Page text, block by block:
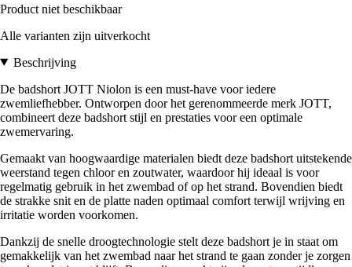
Product niet beschikbaar
Alle varianten zijn uitverkocht
Beschrijving
De badshort JOTT Niolon is een must-have voor iedere
zwemliefhebber. Ontworpen door het gerenommeerde merk JOTT,
combineert deze badshort stijl en prestaties voor een optimale
zwemervaring.
Gemaakt van hoogwaardige materialen biedt deze badshort uitstekende
weerstand tegen chloor en zoutwater, waardoor hij ideaal is voor
regelmatig gebruik in het zwembad of op het strand. Bovendien biedt
de strakke snit en de platte naden optimaal comfort terwijl wrijving en
irritatie worden voorkomen.
Dankzij de snelle droogtechnologie stelt deze badshort je in staat om
gemakkelijk van het zwembad naar het strand te gaan zonder je zorgen